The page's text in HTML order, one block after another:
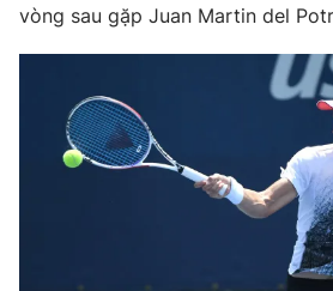
VTV4 Vươn
VTV9
Liên hệ tòa soạn
vòng sau gặp Juan Martin del